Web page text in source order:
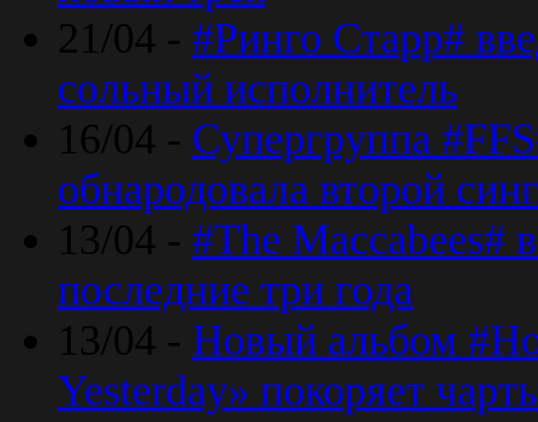
21/04 - #Ринго Старр#
сольный исполнитель
16/04 - Супергруппа
обнародовала второй
13/04 - #The Maccabees#
последние три года
13/04 - Новый альбом
Yesterday» покоряет